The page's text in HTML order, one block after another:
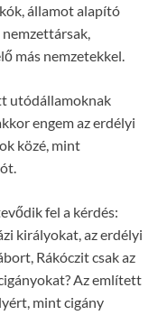
államot alapító
más nemzetekkel.
utódállamoknak
engem az erdélyi
közé, mint
fel a kérdés:
királyokat, az erdélyi
Rákóczit csak az
Az említett
mint cigány